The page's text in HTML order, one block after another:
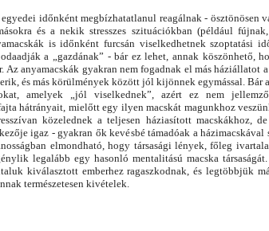
időnként megbízhatatlanul reagálnak - ösztönösen
és a nekik stresszes szituációkban (például
is időnként furcsán viselkedhetnek szoptatási
a „gazdának” - bár ez lehet, annak köszönhető,
Az anyamacskák gyakran nem fogadnak el más háziállatot
és más körülmények között jól kijönnek egymással. Bár
amelyek „jól viselkednek”, azért ez nem
hátrányait, mielőtt egy ilyen macskát magunkhoz
közelednek a teljesen háziasított macskákhoz,
igaz - gyakran ők kevésbé támadóak a házimacskával
elmondható, hogy társasági lények, főleg
legalább egy hasonló mentalitású macska
kiválasztott emberhez ragaszkodnak, és legtöbbjük
természetesen kivételek.